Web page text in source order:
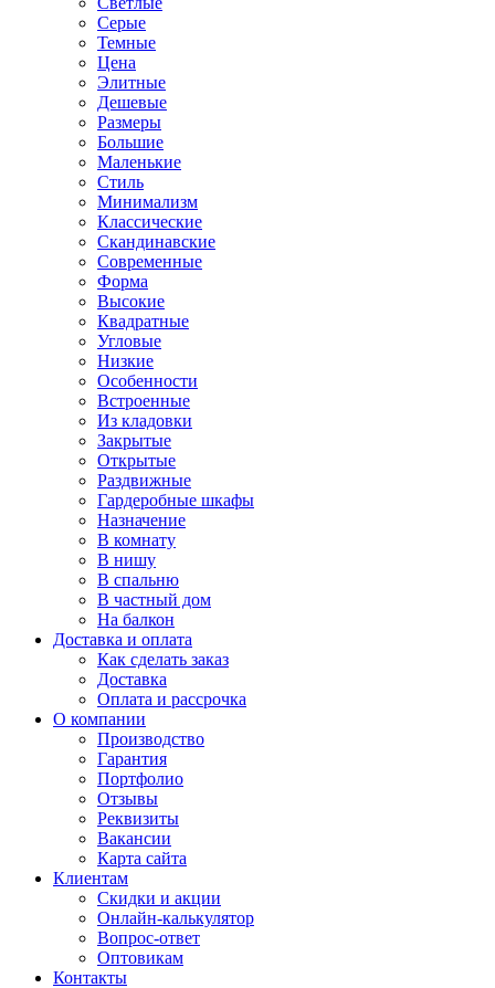
Серые
Темные
Цена
Элитные
Дешевые
Размеры
Большие
Маленькие
Стиль
Минимализм
Классические
Скандинавские
Современные
Форма
Высокие
Квадратные
Угловые
Низкие
Особенности
Встроенные
Из кладовки
Закрытые
Открытые
Раздвижные
Гардеробные шкафы
Назначение
В комнату
В нишу
В спальню
В частный дом
На балкон
Доставка и оплата
Как сделать заказ
Доставка
Оплата и рассрочка
О компании
Производство
Гарантия
Портфолио
Отзывы
Реквизиты
Вакансии
Карта сайта
Клиентам
Скидки и акции
Онлайн-калькулятор
Вопрос-ответ
Оптовикам
Контакты